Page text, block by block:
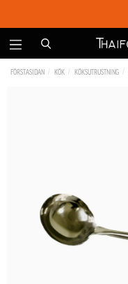
FÖRSTASIDAN KÖK KÖKSUTRUSTNING